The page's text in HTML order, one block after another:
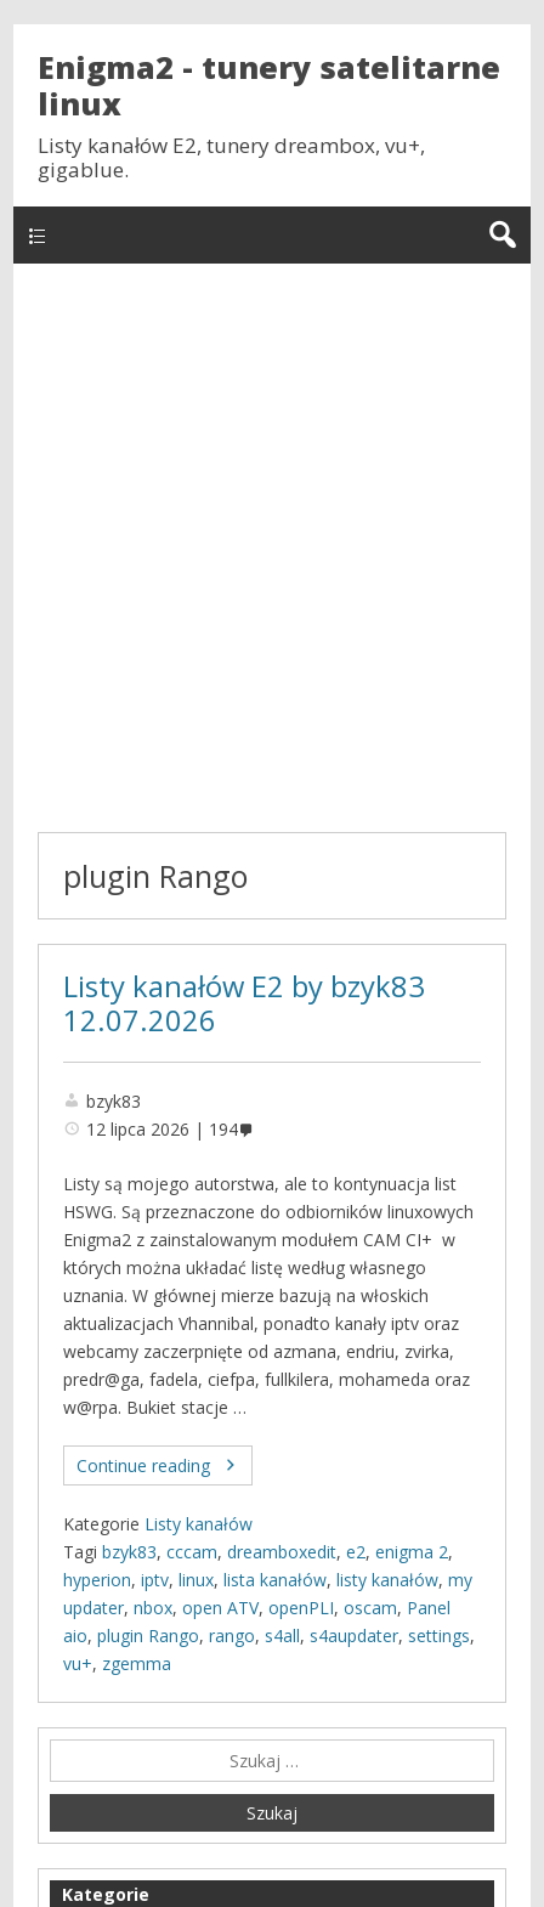
Enigma2 - tunery satelitarne
linux
Listy kanałów E2, tunery dreambox, vu+,
gigablue.
plugin Rango
Listy kanałów E2 by bzyk83
12.07.2026
bzyk83
12 lipca 2026
194
Listy są mojego autorstwa, ale to kontynuacja list
HSWG. Są przeznaczone do odbiorników linuxowych
Enigma2 z zainstalowanym modułem CAM CI+ w
których można układać listę według własnego
uznania. W głównej mierze bazują na włoskich
aktualizacjach Vhannibal, ponadto kanały iptv oraz
webcamy zaczerpnięte od azmana, endriu, zvirka,
predr@ga, fadela, ciefpa, fullkilera, mohameda oraz
w@rpa. Bukiet stacje …
Continue reading
Kategorie Listy kanałów
Tagi bzyk83,cccam,dreamboxedit,e2,enigma 2,
hyperion,iptv,linux,lista kanałów,listy kanałów,my
updater,nbox,open ATV,openPLI,oscam, Panel
aio,plugin Rango,rango, s4all, s4aupdater, settings,
vu+, zgemma
Kategorie